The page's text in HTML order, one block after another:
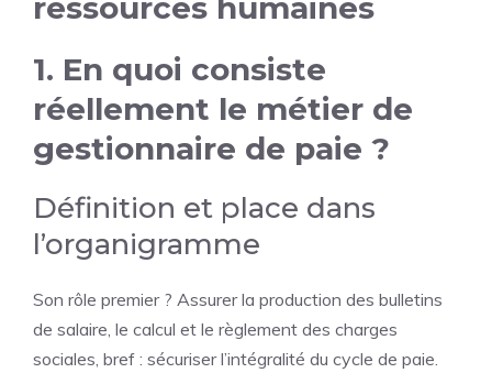
ressources humaines
1. En quoi consiste
réellement le métier de
gestionnaire de paie ?
Définition et place dans
l’organigramme
Son rôle premier ? Assurer la production des bulletins
de salaire, le calcul et le règlement des charges
sociales, bref : sécuriser l’intégralité du cycle de paie.